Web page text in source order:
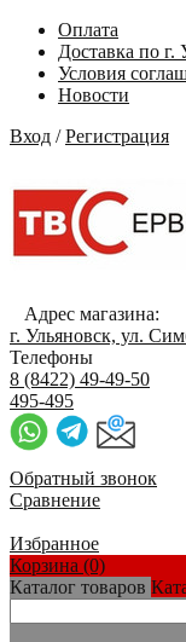
Оплата
Доставка по г.
Условия
Новости
Вход /Регистрация
Адрес магазина:
г. Ульяновск, ул.
Телефоны
8 (8422) 49-49-50
495-495
Обратный звонок
Сравнение
Избранное
Корзина (0)
Каталог товаров